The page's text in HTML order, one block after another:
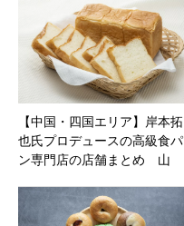
【中国・四国エリア】岸本拓
也氏プロデュースの高級食パ
ン専門店の店舗まとめ 山
取・香川・徳島・愛媛 2021
年完全版